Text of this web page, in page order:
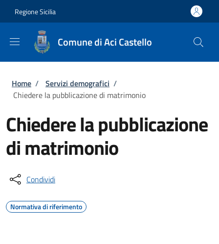
Regione Sicilia
Comune di Aci Castello
Briciole di pane
Home / Servizi demografici /
Chiedere la pubblicazione di matrimonio
Chiedere la pubblicazione
di matrimonio
Condividi
Normativa di riferimento